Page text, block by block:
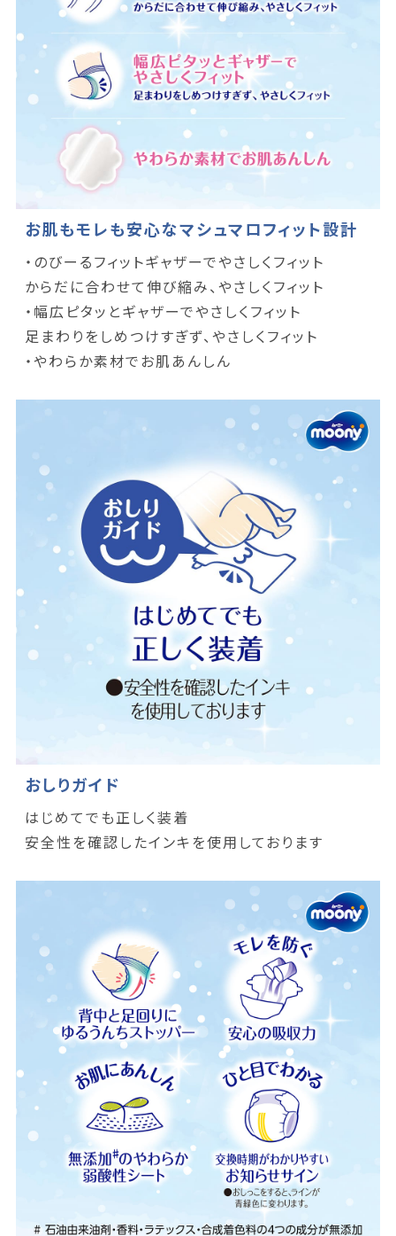
お肌もモレも安心なマシュマロフィット設計
・のびーるフィットギャザーでやさしくフィット
からだに合わせて伸び縮み、やさしくフィット
・幅広ピタッとギャザーでやさしくフィット
足まわりをしめつけすぎず、やさしくフィット
・やわらか素材でお肌あんしん
おしりガイド
はじめてでも正しく装着
安全性を確認したインキを使用しております